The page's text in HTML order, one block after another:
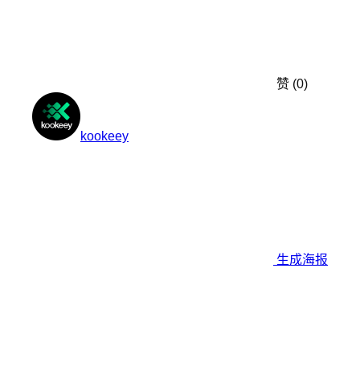
赞 (0)
kookeey
生成海报